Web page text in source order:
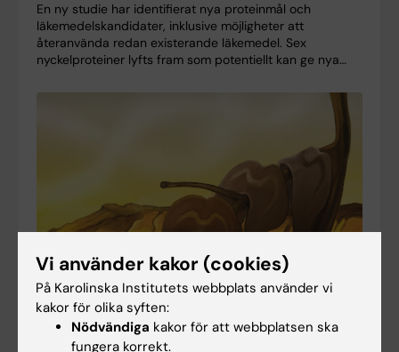
En ny studie har identifierat nya proteinmål och
läkemedelskandidater, inklusive möjligheter att
återanvända redan existerande läkemedel. Sex
nyckelproteiner lyfts fram som potentiellt kan ge nya…
Forskare kartlägger hur hjärnan utvecklas och hur
Vi använder kakor (cookies)
På Karolinska Institutets webbplats använder vi
kakor för olika syften:
Nödvändiga kakor för att webbplatsen ska
fungera korrekt.